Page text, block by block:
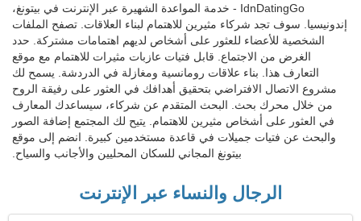
IdnDatingGo - خدمة المواعدة الشهيرة عبر الإنترنت في بيتونغ،
إندونيسيا. سوف تجد شركاء مثيرين للاهتمام لبناء العلاقات. تصفح الملفات
الشخصية للأعضاء للعثور على أشخاص لديهم اهتمامات مشتركة. حدد
الغرض من الاجتماع. قابل فتيات عازبات مثيرات للاهتمام مع موقع
التعارف هذا. بناء علاقات رومانسية ومغازلة في الدردشة. يسمح لك
مشروع الاتصال الافتراضي بتحقيق أهدافك في العثور على رفيقة الروح
من خلال محرك بحث. البحث المتقدم عن شركاء، سيساعدك المعارف
في العثور على أشخاص مثيرين للاهتمام. يتيح لك المجتمع إضافة الصور
والبحث عن فتيات جميلات في قاعدة مستخدمين كبيرة. انضم إلى موقع
بيتونغ المجاني للسكان المحليين والأجانب والسياح.
الرجال والنساء عبر الإنترنت